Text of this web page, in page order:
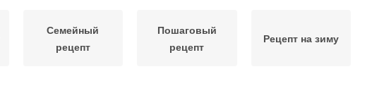
Семейный
рецепт
Пошаговый
рецепт
Рецепт на зиму